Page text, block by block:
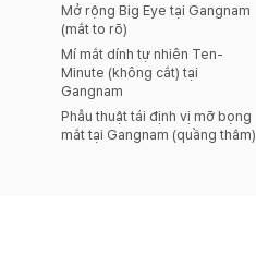
Mở rộng Big Eye tại Gangnam
(mắt to rõ)
Mí mắt dính tự nhiên Ten-
Minute (không cắt) tại
Gangnam
Phẫu thuật tái định vị mỡ bọng
mắt tại Gangnam (quầng thâm)